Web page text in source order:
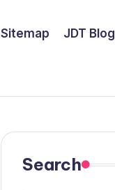
Sitemap JDT
Search